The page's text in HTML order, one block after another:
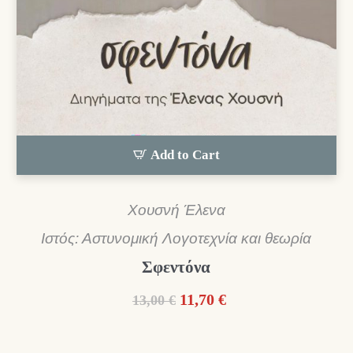
Add to Cart
Χουσνή Έλενα
Ιστός: Αστυνομική Λογοτεχνία και θεωρία
Σφεντόνα
13,00 € Original
11,70 €Η